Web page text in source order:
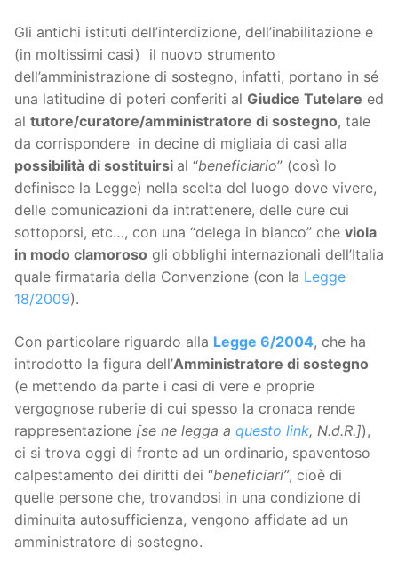
Gli antichi istituti dell’interdizione, dell’inabilitazione e
(in moltissimi casi) il nuovo strumento
dell’amministrazione di sostegno, infatti, portano in sé
una latitudine di poteri conferiti al Giudice Tutelare ed
al tutore/curatore/amministratore di sostegno, tale
da corrispondere in decine di migliaia di casi alla
possibilità di sostituirsi al “beneficiario” (così lo
definisce la Legge) nella scelta del luogo dove vivere,
delle comunicazioni da intrattenere, delle cure cui
sottoporsi, etc…, con una “delega in bianco” che viola
in modo clamoroso gli obblighi internazionali dell’Italia
quale firmataria della Convenzione (con la Legge
18/2009).
Con particolare riguardo alla Legge 6/2004, che ha
introdotto la figura dell’Amministratore di sostegno
(e mettendo da parte i casi di vere e proprie
vergognose ruberie di cui spesso la cronaca rende
rappresentazione [se ne legga a questo link, N.d.R.]),
ci si trova oggi di fronte ad un ordinario, spaventoso
calpestamento dei diritti dei “beneficiari”, cioè di
quelle persone che, trovandosi in una condizione di
diminuita autosufficienza, vengono affidate ad un
amministratore di sostegno.